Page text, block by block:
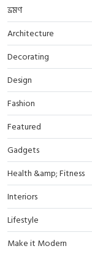
ভ্রমণ
Architecture
Decorating
Design
Fashion
Featured
Gadgets
Health &amp; Fitness
Interiors
Lifestyle
Make it Modern